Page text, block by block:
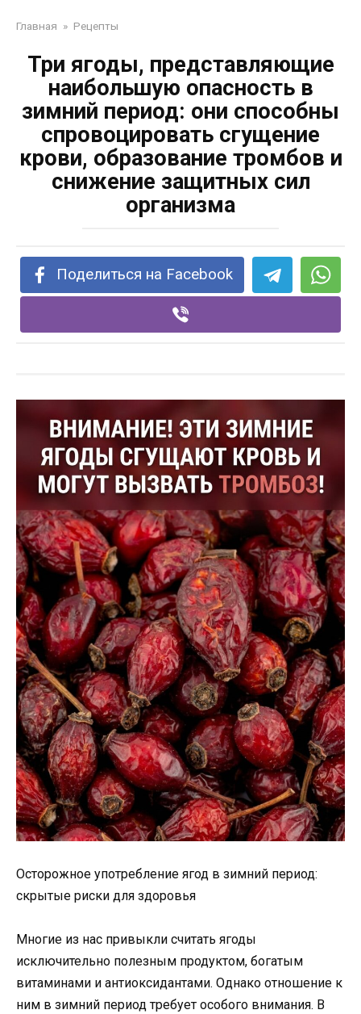
Главная » Рецепты
Три ягоды, представляющие
наибольшую опасность в
зимний период: они способны
спровоцировать сгущение
крови, образование тромбов и
снижение защитных сил
организма
Поделиться на Facebook
Осторожное употребление ягод в зимний период:
скрытые риски для здоровья
Многие из нас привыкли считать ягоды
исключительно полезным продуктом, богатым
витаминами и антиоксидантами. Однако отношение к
ним в зимний период требует особого внимания. В